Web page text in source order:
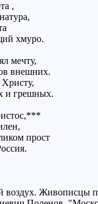
,
хмуро.
мечту,
внешних.
и грешных.
прост
воздух. Живописцы